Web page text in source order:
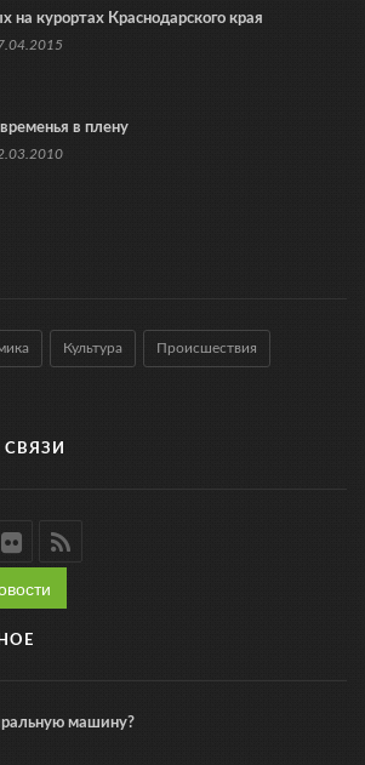
на курортах Краснодарского края
в плену
Культура Происшествия
СВЯЗИ
машину?